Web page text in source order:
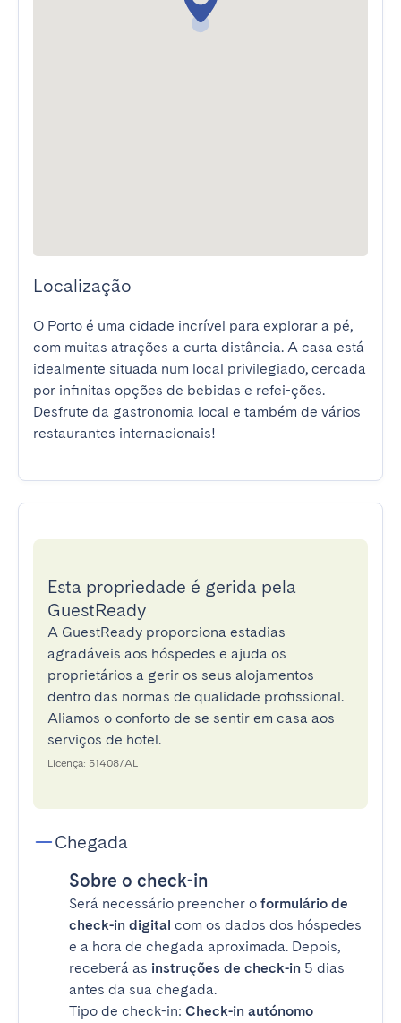
Localização
O Porto é uma cidade incrível para explorar a pé,
com muitas atrações a curta distância. A casa está
idealmente situada num local privilegiado, cercada
por infinitas opções de bebidas e refei-ções.
Desfrute da gastronomia local e também de vários
restaurantes internacionais!
Esta propriedade é gerida pela
GuestReady
A GuestReady proporciona estadias
agradáveis aos hóspedes e ajuda os
proprietários a gerir os seus alojamentos
dentro das normas de qualidade profissional.
Aliamos o conforto de se sentir em casa aos
serviços de hotel.
Licença: 51408/AL
Chegada
Sobre o check-in
Será necessário preencher o formulário de
check-in digital com os dados dos hóspedes
e a hora de chegada aproximada. Depois,
receberá as instruções de check-in 5 dias
antes da sua chegada.
Tipo de check-in: Check-in autónomo